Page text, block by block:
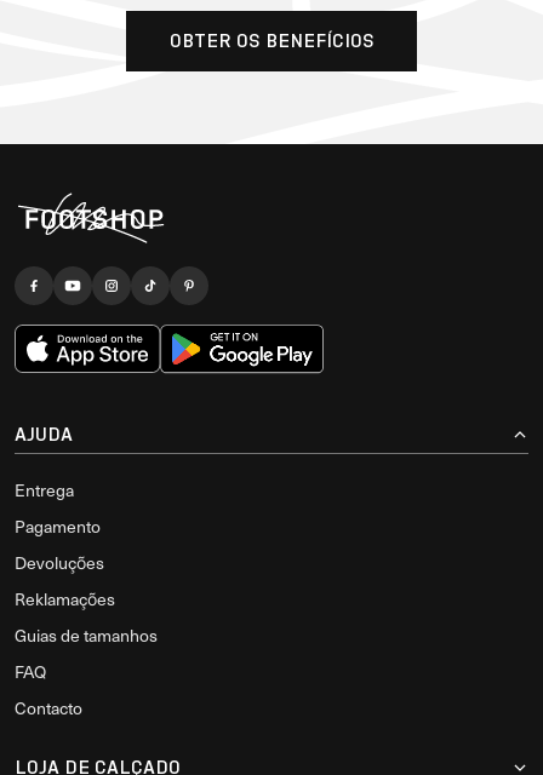
OBTER OS BENEFÍCIOS
AJUDA
Entrega
Pagamento
Devoluções
Reklamações
Guias de tamanhos
FAQ
Contacto
LOJA DE CALÇADO